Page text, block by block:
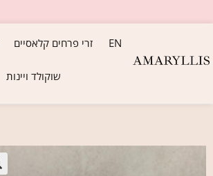
EN זרי פרחים קלאסיים
שוקולד ויינות